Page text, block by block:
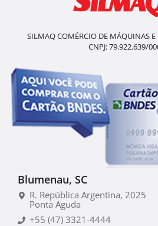
SILMAQ COMÉRCIO DE MÁQUINAS
CNPJ: 79.922.639/
Blumenau, SC
R. República Argentina, 2025
Ponta Aguda
+55 (47) 3321-4444